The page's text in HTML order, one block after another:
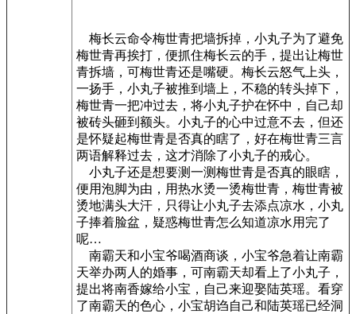
梅长云命令梅世青把墙拆掉，小丸子为了避免
梅世青再挨打，便抓住梅长云的手，提出让梅世
青拆墙，可梅世青还是嘴硬。梅长云怒气上头，
一扬手，小丸子被推到墙上，不稳的转头掉下，
梅世青一把冲过去，将小丸子护在怀中，自己却
被砖头砸到额头。小丸子的心中过意不去，但还
是怀疑起梅世青是否真的瞎了，好在梅世青三言
两语解释过去，这才消除了小丸子的戒心。
小丸子还是想要测一测梅世青是否真的眼瞎，
便用泡脚为由，用热水烫一烫梅世青，梅世青被
烫地满头大汗，只得让小丸子去添点凉水，小丸
子捧着脸盆，疑惑梅世青怎么知道凉水用完了
呢…
南霸天和小宝爷喝酒商谈，小宝爷急着让南霸
天举办两人的婚事，可南霸天却看上了小丸子，
提出将南香嫁给小宝，自己来迎娶陆英瑶。看穿
了南霸天的色心，小宝胡诌自己和陆英瑶已经洞